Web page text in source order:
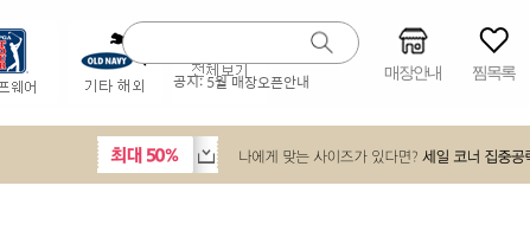
공지:5월 매장오픈안내 매장안내 찜목록